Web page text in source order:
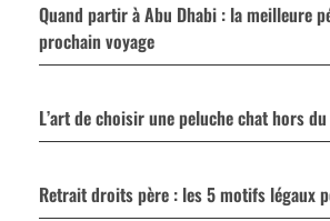
Quand partir à Abu Dhabi : la meilleure
prochain voyage
L’art de choisir une peluche chat hors
Retrait droits père : les 5 motifs légaux